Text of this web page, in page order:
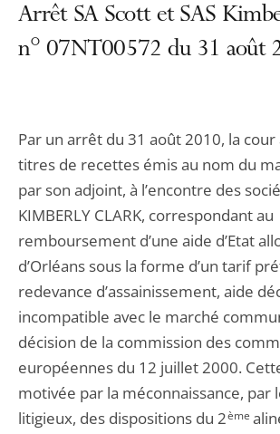
Arrêt SA Scott et SAS
n° 07NT00572 du 31 août
Par un arrêt du 31 août 2010, la cour
titres de recettes émis au nom du
par son adjoint, à l’encontre des
KIMBERLY CLARK, correspondant au
remboursement d’une aide d’Etat
d’Orléans sous la forme d’un tarif
redevance d’assainissement, aide
incompatible avec le marché
décision de la commission des
européennes du 12 juillet 2000.
motivée par la méconnaissance, par
litigieux, des dispositions du 2ème